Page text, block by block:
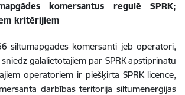
komersantus regulē SPRK;
kritērijiem
siltumapgādes komersanti jeb operatori,
galalietotājiem par SPRK apstiprinātu
operatoriem ir piešķirta SPRK licence,
darbības teritorija siltumenerģijas